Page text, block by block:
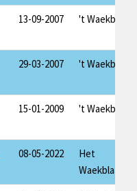
13-09-2007 't Waekblaad
29-03-2007 't Waekblaad
15-01-2009 't Waekblaad
08-05-2022
Het
Waekblaad